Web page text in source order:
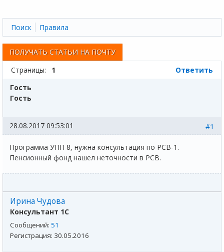
Поиск Правила
ПОЛУЧАТЬ СТАТЬИ НА ПОЧТУ
Страницы:
1
Ответить
Гость
Гость
#1
28.08.2017 09:53:01
Программа УПП 8, нужна консультация по РСВ-1.
Пенсионный фонд нашел неточности в РСВ.
Ирина Чудова
Консультант 1С
Сообщений: 51
Регистрация: 30.05.2016